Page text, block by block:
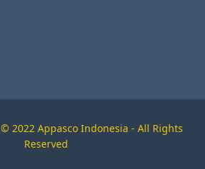
© 2022 Appasco Indonesia - All Rights
Reserved